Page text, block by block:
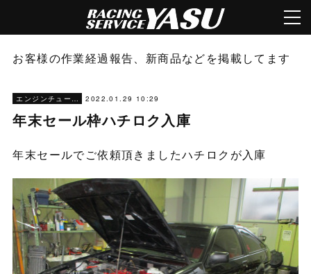
お客様の作業経過報告、新商品などを掲載してます
エンジンチューニング 2022.01.29 10:29
年末セール枠ハチロク入庫
年末セールでご依頼頂きましたハチロクが入庫